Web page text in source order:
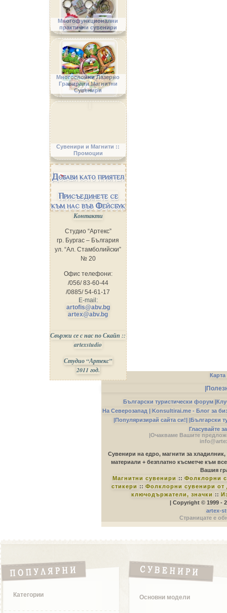
Многофункционални
практични сувенири
Многослойни Лазерно
Гравирани Магнитни
Сувенири
Сувенири и Магнити ::
Промоции
Добави като приятел
Присъединете се
към нас във Фейсбук
Контакти
Студио “Артекс”
гр. Бургас – България
ул. “Ал. Стамболийски”
№ 20
Офис телефони:
/056/ 83-60-44
/0885/ 54-61-17
E-mail:
artofis@abv.bg
artex@abv.bg
Свържи се с нас по Скайп ::
artexstudio
Студио “Артекс”
2011 год.
Български туристически форум |
На Северозапад | Konsultirai.me - Блог за
|Популяризирай сайта си!| |Български
Гласувайте
|Очакваме Вашите
Сувенири на едро, магнити за
материали + безплатно късметче към
Вашия
Магнитни сувенири :: Фолклорни
стикери :: Фолклорни сувенири
ключодържатели, значки ::
| Copyright © 1999 -
artex-
Страницате е
Категории Основни модели